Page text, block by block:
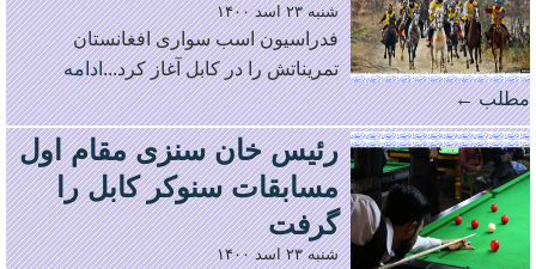
شنبه ۲۳ اسد ۱۴۰۰
فدراسیون اسب سواری افغانستان
تمریناتش را در کابل آغاز کرد...ادامه
مطلب ←
رئیس خان سنزی مقام اول
مسابقات سنوکر کابل را
گرفت
شنبه ۲۳ اسد ۱۴۰۰